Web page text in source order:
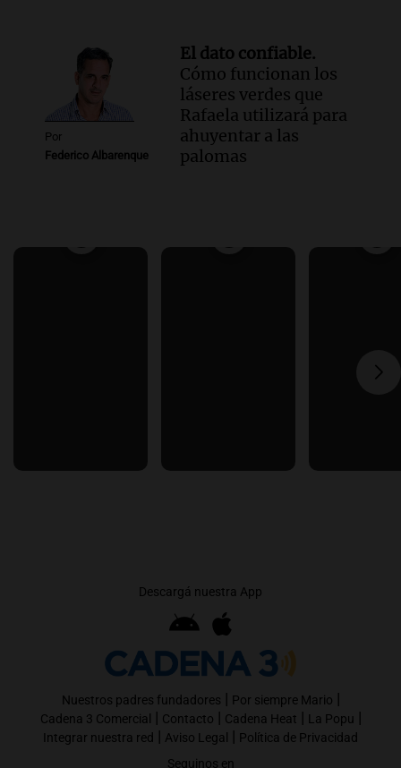
Por
Federico Albarenque
El dato confiable.
Cómo funcionan los
láseres verdes que
Rafaela utilizará para
ahuyentar a las
palomas
Descargá nuestra App
Nuestros padres fundadores | Por siempre Mario |
Cadena 3 Comercial | Contacto | Cadena Heat | La Popu |
Integrar nuestra red | Aviso Legal | Política de Privacidad
Seguinos en